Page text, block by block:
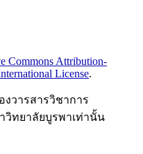
Commons Attribution-
License.
วารสารวิชาการ
ทยาลัยบูรพาเท่านั้น